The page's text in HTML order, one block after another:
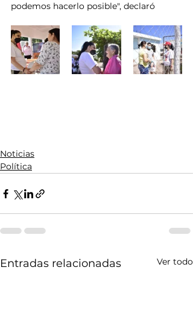
podemos hacerlo posible", declaró
Noticias
Política
Entradas relacionadas Ver todo